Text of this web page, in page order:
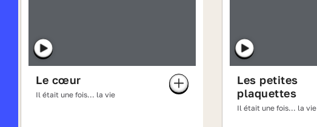
Le cœur
Il était une fois... la vie
Les petites
plaquettes
Il était une fois... la vie